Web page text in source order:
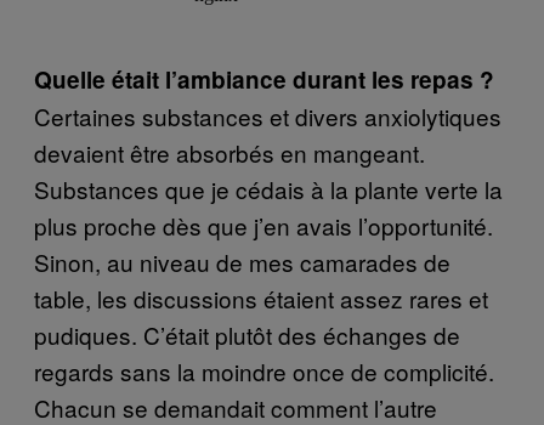
Quelle était l’ambiance durant les repas ?
Certaines substances et divers anxiolytiques
devaient être absorbés en mangeant.
Substances que je cédais à la plante verte la
plus proche dès que j’en avais l’opportunité.
Sinon, au niveau de mes camarades de
table, les discussions étaient assez rares et
pudiques. C’était plutôt des échanges de
regards sans la moindre once de complicité.
Chacun se demandait comment l’autre